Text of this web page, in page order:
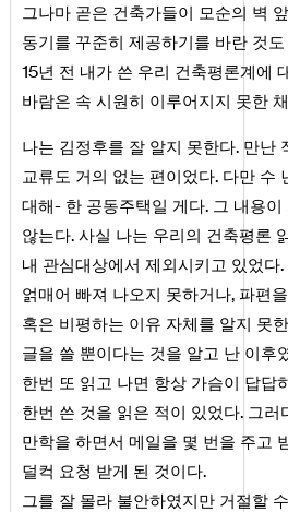
그나마 곧은 건축가들이 모순의 벽
동기를 꾸준히 제공하기를 바란 것
15년 전 내가 쓴 우리 건축평론계에
바람은 속 시원히 이루어지지 못한
나는 김정후를 잘 알지 못한다. 만난
교류도 거의 없는 편이었다. 다만 수
대해- 한 공동주택일 게다. 그 내용
않는다. 사실 나는 우리의 건축평론
내 관심대상에서 제외시키고 있었다.
얽매어 빠져 나오지 못하거나, 파편
혹은 비평하는 이유 자체를 알지 못
글을 쓸 뿐이다는 것을 알고 난 이후
한번 또 읽고 나면 항상 가슴이 답답
한번 쓴 것을 읽은 적이 있었다. 그러
만학을 하면서 메일을 몇 번을 주고
덜컥 요청 받게 된 것이다.
그를 잘 몰라 불안하였지만 거절할